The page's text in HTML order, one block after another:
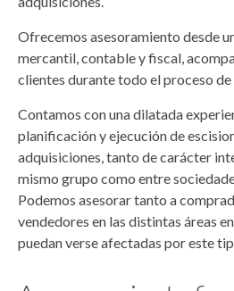
Ofrecemos asesoramiento desde
mercantil, contable y fiscal,
clientes durante todo el proceso
Contamos con una dilatada
planificación y ejecución de
adquisiciones, tanto de carácter
mismo grupo como entre
Podemos asesorar tanto a
vendedores en las distintas áreas
puedan verse afectadas por este